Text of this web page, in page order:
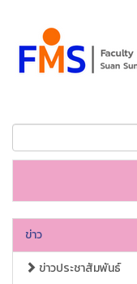
ข่าว
ข่าวประชาสัมพันธ์